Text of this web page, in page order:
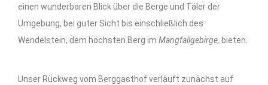
einen wunderbaren Blick über die Berge und Täler der
Umgebung, bei guter Sicht bis einschließlich des
Wendelstein, dem höchsten Berg im Mangfallgebirge, bieten.
Unser Rückweg vom Berggasthof verläuft zunächst auf